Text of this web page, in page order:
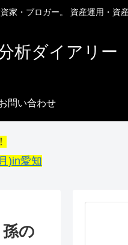
・ブロガー。 資産運用・資
析ダイアリー
問い合わせ
)in愛知
の